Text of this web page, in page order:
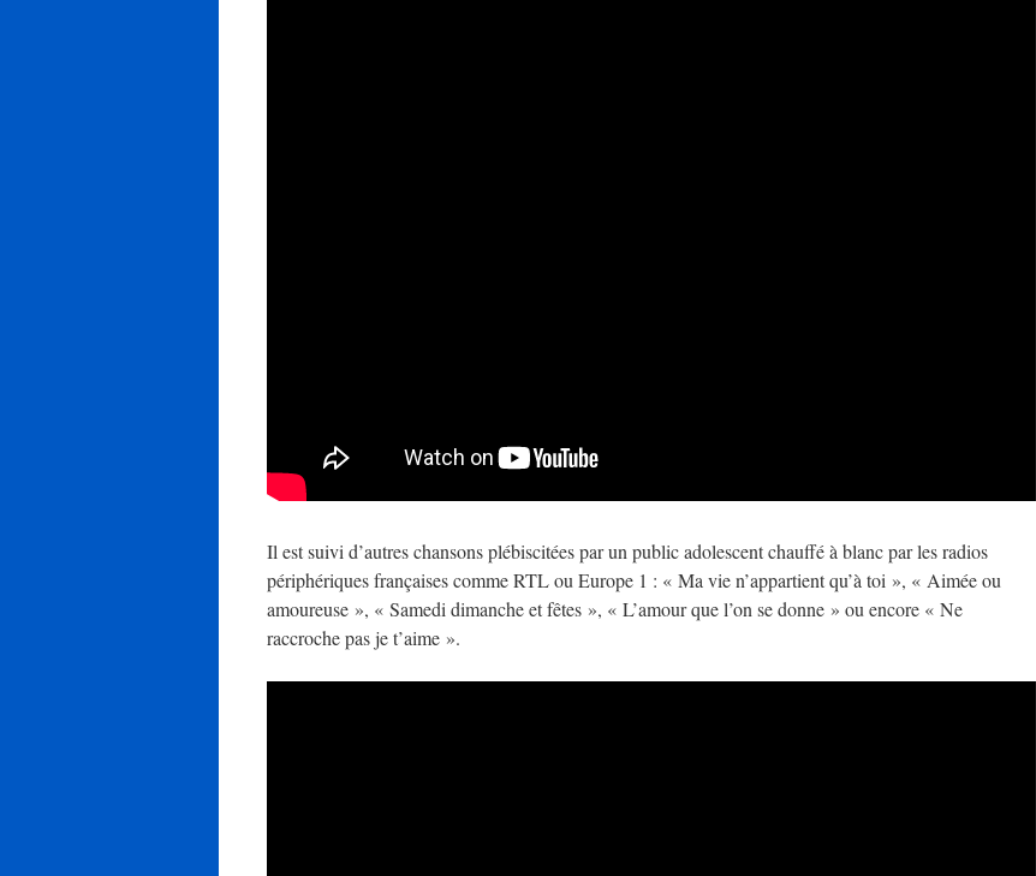
Il est suivi d’autres chansons plébiscitées par un public adolescent chauffé à blanc par les radios
périphériques françaises comme RTL ou Europe 1 : « Ma vie n’appartient qu’à toi », « Aimée ou
amoureuse », « Samedi dimanche et fêtes », « L’amour que l’on se donne » ou encore « Ne
raccroche pas je t’aime ».